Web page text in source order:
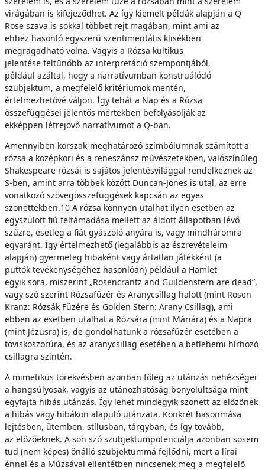
virágában is kifejeződhet. Az így kiemelt példák alapján a Q
Rose szava is sokkal többet rejt magában, mint ami az
ehhez hasonló egyszerű szentimentális klisékben
megragadható volna. Vagyis a Rózsa kultikus
jelentése feltűnőbb az interpretáció szempontjából,
például azáltal, hogy a narratívumban konstruálódó
szubjektum, a megfelelő kritériumok mentén,
értelmezhetővé váljon. Így tehát a Nap és a Rózsa
összefüggései jelentős mértékben befolyásolják az
ekképpen létrejövő narratívumot a Q-ban.
Amennyiben korszak-meghatározó szimbólumnak számított a
rózsa a középkori és a reneszánsz művészetekben, valószínűleg
Shakespeare rózsái is sajátos jelentésvilággal rendelkeznek az
S-ben, amint arra többek között Duncan-Jones is utal, az erre
vonatkozó szövegösszefüggések kapcsán az egyes
szonettekben.10 A rózsa könnyen utalhat ilyen esetben az
egyszülött fiú feltámadása mellett az áldott állapotban lévő
szűzre, esetleg a fiát gyászoló anyára is, vagy mindháromra
egyaránt. Így értelmezhető (legalábbis az észrevételeim
alapján) gyermeteg hibaként vagy ártatlan játékként (a
puttók tevékenységéhez hasonlóan) például a Hamlet
egyik sora, miszerint „Rosencrantz and Guildenstern are dead”,
vagy szó szerint Rózsafüzér és Aranycsillag halott (mint Rosen
Kranz: Rózsák Füzére és Golden Stern: Arany Csillag), ami
ebben az esetben utalhat a Rózsára (mint Máriára) és a Napra
(mint Jézusra) is, de gondolhatunk a rózsafüzér esetében a
töviskoszorúra, és az aranycsillag esetében a betlehemi hírhozó
csillagra szintén.
A mimetikus törekvésben azonban főleg az utánzás nehézségei
a hangsúlyosak, vagyis az utánozhatóság bonyolultsága mint
egyfajta hibás utánzás. Így lehet mindegyik szonett az előzőnek
a hibás vagy hibákon alapuló utánzata. Konkrét hasonmása
lejtésben, ütemben, stílusban, tárgyban, és így tovább,
az előzőeknek. A son szó szubjektumpotenciálja azonban sosem
tud (nem képes) önálló szubjektummá fejlődni, mert a lírai
énnel és a Múzsával ellentétben nincsenek meg a megfelelő